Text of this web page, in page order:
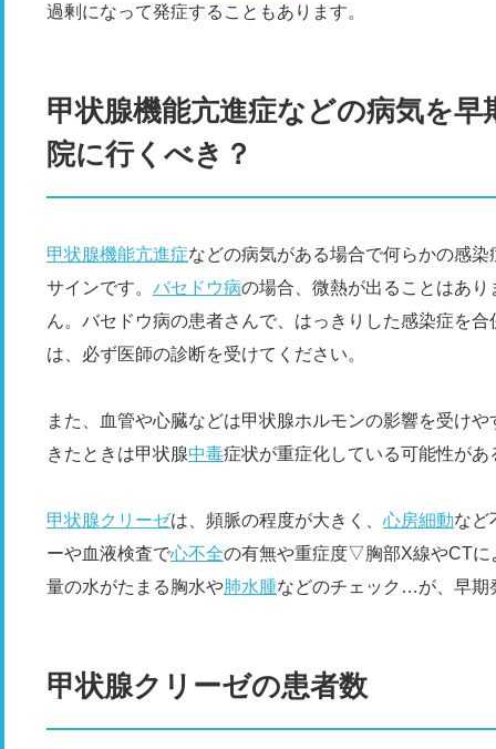
過剰になって発症することもあります。
甲状腺機能亢進症などの病気を
院に行くべき？
甲状腺機能亢進症などの病気がある場合で何らかの感
サインです。 バセドウ病の場合、微熱が出ることはあ
ん。バセドウ病の患者さんで、はっきりした感染症を
は、必ず医師の診断を受けてください。
また、血管や心臓などは甲状腺ホルモンの影響を受け
きたときは甲状腺中毒症状が重症化している可能性が
甲状腺クリーゼは、頻脈の程度が大きく、 心房細動など
ーや血液検査で心不全の有無や重症度▽胸部X線やCT
量の水がたまる胸水や肺水腫などのチェック…が、早期
甲状腺クリーゼの患者数